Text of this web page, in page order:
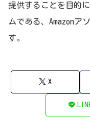
提供することを目的
ムである、Amazonア
す。
X